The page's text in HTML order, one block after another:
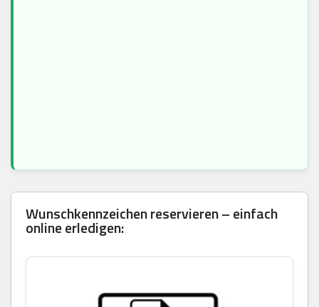
Wunschkennzeichen reservieren – einfach
online erledigen: